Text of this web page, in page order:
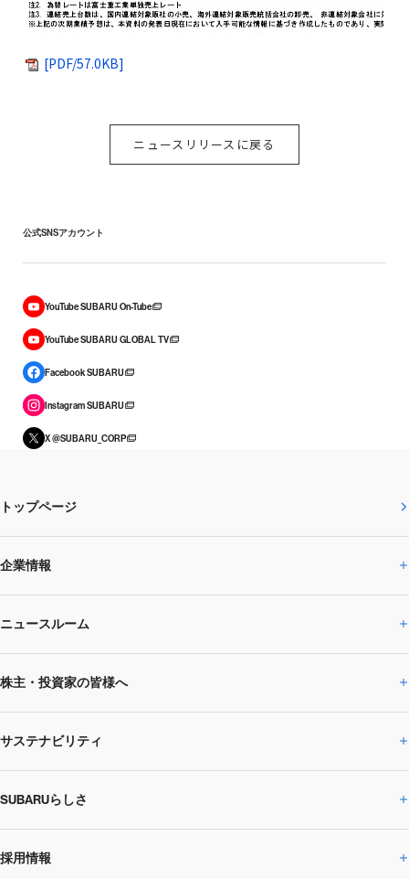
[PDF/57.0KB]
ニュースリリースに戻る
公式SNSアカウント
YouTube SUBARU On-Tube
YouTube SUBARU GLOBAL TV
Facebook SUBARU
Instagram SUBARU
X @SUBARU_CORP
トップページ
企業情報
企業情報トップ
SUBARUのありたい姿
SUBARU 2025方針
事業所・関係会社
ニュースルーム
ニュースルームトップ
ニュースリリース
閉じる
株主・投資家の皆様へ
株主・投資家の皆様へトップ
企業・経営
IRライブラリー
サステナビリティ
サステナビリティトップ
CEOサステナビリティ
SUBARUらしさ
SUBARUらしさトップ
採用情報